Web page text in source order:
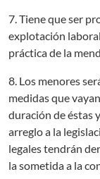
7. Tiene que ser
explotación
práctica de la
8. Los menores
medidas que
duración de éstas
arreglo a la
legales tendrán
la sometida a la